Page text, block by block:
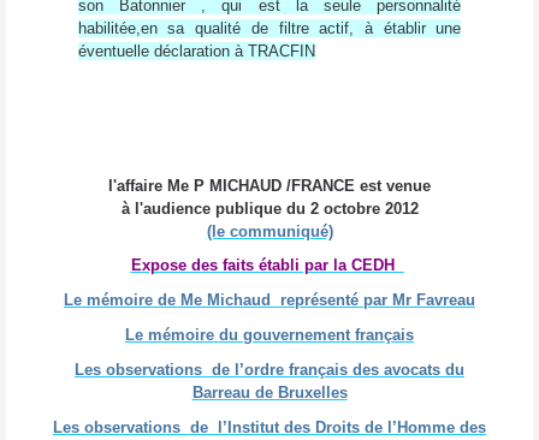
son Batonnier , qui est la seule personnalité
habilitée,en sa qualité de filtre actif, à établir une
éventuelle déclaration à TRACFIN
l'affaire Me P MICHAUD /FRANCE est venue
à l'audience publique du 2 octobre 2012
(le communiqué)
Expose des faitsétabli par la CEDH
Le mémoire de Me Michaud représenté par Mr Favreau
Le mémoire du gouvernement français
Les observations de l’ordre français des avocats du
Barreau de Bruxelles
Les observations de l’Institut des Droits de l’Homme des